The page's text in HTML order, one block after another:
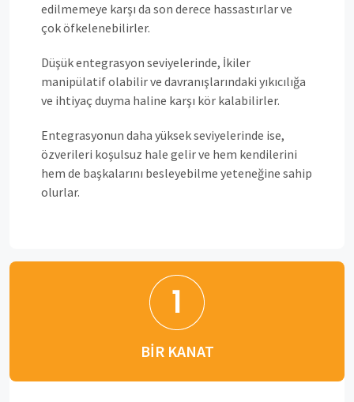
edilmemeye karşı da son derece hassastırlar ve
çok öfkelenebilirler.
Düşük entegrasyon seviyelerinde, İkiler
manipülatif olabilir ve davranışlarındaki yıkıcılığa
ve ihtiyaç duyma haline karşı kör kalabilirler.
Entegrasyonun daha yüksek seviyelerinde ise,
özverileri koşulsuz hale gelir ve hem kendilerini
hem de başkalarını besleyebilme yeteneğine sahip
olurlar.
BIR KANAT